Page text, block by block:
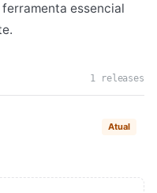
essencial
1 releases
Atual